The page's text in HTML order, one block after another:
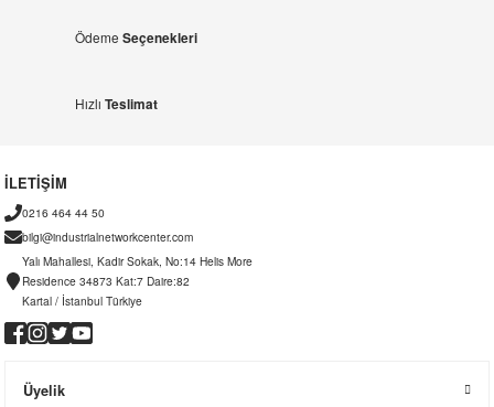
Ödeme Seçenekleri
Hızlı Teslimat
İLETİŞİM
0216 464 44 50
bilgi@industrialnetworkcenter.com
Yalı Mahallesi, Kadir Sokak, No:14 Helis More
Residence 34873 Kat:7 Daire:82
Kartal / İstanbul Türkiye
Üyelik